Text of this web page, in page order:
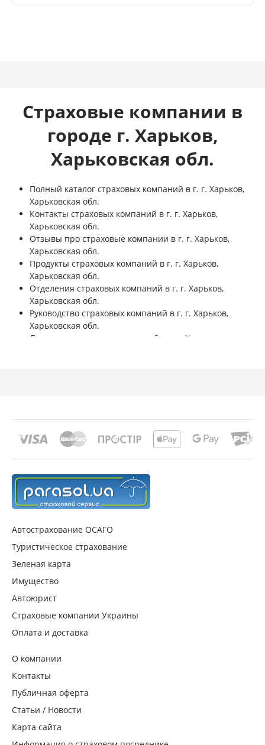
Страховые компании в
городе г. Харьков,
Харьковская обл.
Полный каталог страховых компаний в г. г. Харьков,
Харьковская обл.
Контакты страховых компаний в г. г. Харьков,
Харьковская обл.
Отзывы про страховые компании в г. г. Харьков,
Харьковская обл.
Продукты страховых компаний в г. г. Харьков,
Харьковская обл.
Отделения страховых компаний в г. г. Харьков,
Харьковская обл.
Руководство страховых компаний в г. г. Харьков,
Харьковская обл.
Лицензии страховых компаний в г. г. Харьков,
Автострахование ОСАГО
Туристическое страхование
Зеленая карта
Имущество
Автоюрист
Страховые компании Украины
Оплата и доставка
О компании
Контакты
Публичная оферта
Статьи / Новости
Карта сайта